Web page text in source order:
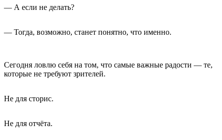
— А если не делать?
— Тогда, возможно, станет понятно, что именно.
Сегодня ловлю себя на том, что самые важные радости — те,
которые не требуют зрителей.
Не для сторис.
Не для отчёта.